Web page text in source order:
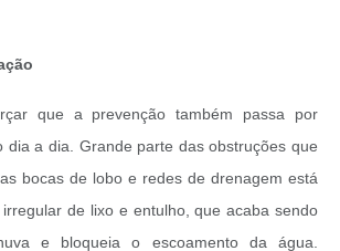
que a prevenção também passa por
dia a dia. Grande parte das obstruções que
bocas de lobo e redes de drenagem está
de lixo e entulho, que acaba sendo
e bloqueia o escoamento da água.